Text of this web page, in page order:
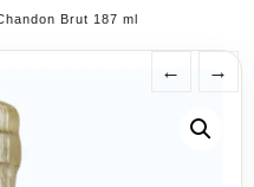
Brut 187 ml
← →